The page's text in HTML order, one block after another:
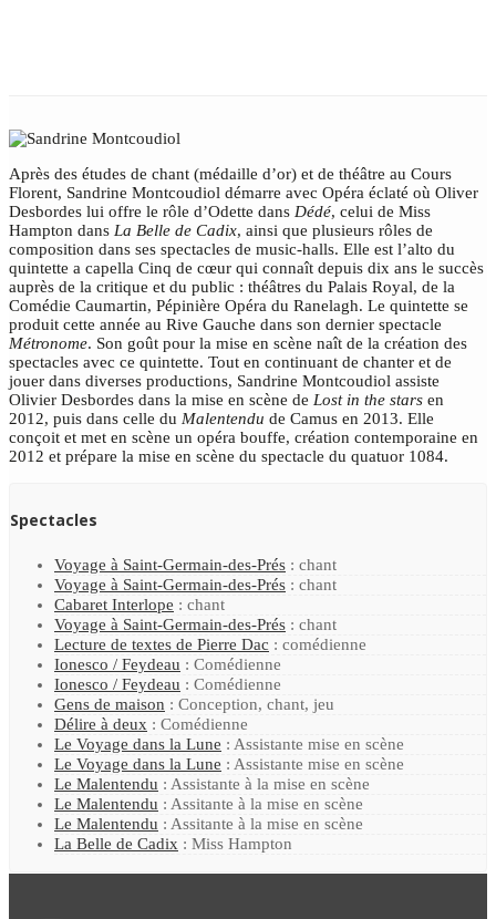
Après des études de chant (médaille d’or) et de théâtre au Cours
Florent, Sandrine Montcoudiol démarre avec Opéra éclaté où Oliver
Desbordes lui offre le rôle d’Odette dans Dédé, celui de Miss
Hampton dans La Belle de Cadix, ainsi que plusieurs rôles de
composition dans ses spectacles de music-halls. Elle est l’alto du
quintette a capella Cinq de cœur qui connaît depuis dix ans le succès
auprès de la critique et du public : théâtres du Palais Royal, de la
Comédie Caumartin, Pépinière Opéra du Ranelagh. Le quintette se
produit cette année au Rive Gauche dans son dernier spectacle
Métronome. Son goût pour la mise en scène naît de la création des
spectacles avec ce quintette. Tout en continuant de chanter et de
jouer dans diverses productions, Sandrine Montcoudiol assiste
Olivier Desbordes dans la mise en scène de Lost in the stars en
2012, puis dans celle du Malentendu de Camus en 2013. Elle
conçoit et met en scène un opéra bouffe, création contemporaine en
2012 et prépare la mise en scène du spectacle du quatuor 1084.
Spectacles
Voyage à Saint-Germain-des-Prés : chant
Voyage à Saint-Germain-des-Prés : chant
Cabaret Interlope : chant
Voyage à Saint-Germain-des-Prés : chant
Lecture de textes de Pierre Dac : comédienne
Ionesco / Feydeau : Comédienne
Ionesco / Feydeau : Comédienne
Gens de maison : Conception, chant, jeu
Délire à deux : Comédienne
Le Voyage dans la Lune : Assistante mise en scène
Le Voyage dans la Lune : Assistante mise en scène
Le Malentendu : Assistante à la mise en scène
Le Malentendu : Assitante à la mise en scène
Le Malentendu : Assitante à la mise en scène
La Belle de Cadix : Miss Hampton